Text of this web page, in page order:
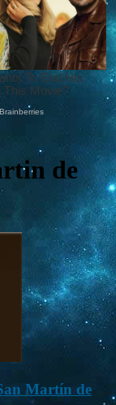
de
Martín de